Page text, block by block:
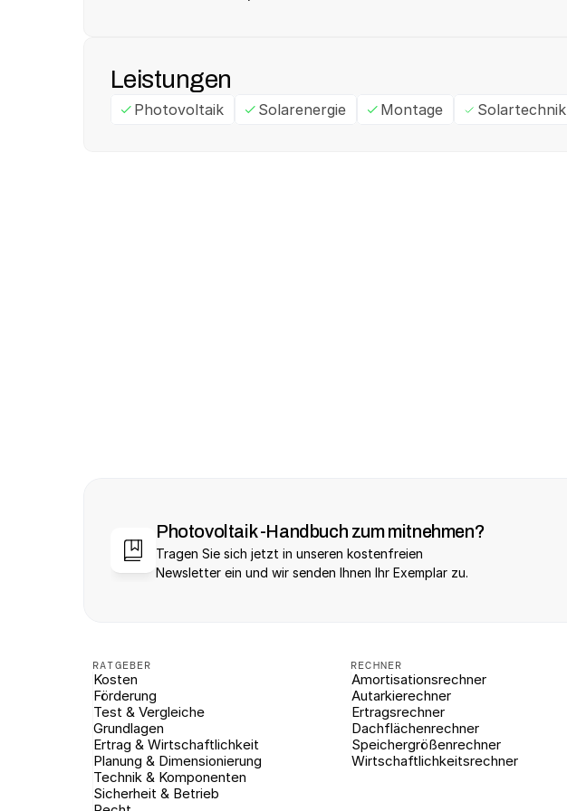
Leistungen
Photovoltaik Solarenergie Montage Solartechnik
Photovoltaik -Handbuch zum mitnehmen?
Tragen Sie sich jetzt in unseren kostenfreien
Newsletter ein und wir senden Ihnen Ihr Exemplar zu.
RATGEBER
Kosten
Förderung
Test & Vergleiche
Grundlagen
Ertrag & Wirtschaftlichkeit
Planung & Dimensionierung
Technik & Komponenten
Sicherheit & Betrieb
RECHNER
Amortisationsrechner
Autarkierechner
Ertragsrechner
Dachflächenrechner
Speichergrößenrechner
Wirtschaftlichkeitsrechner